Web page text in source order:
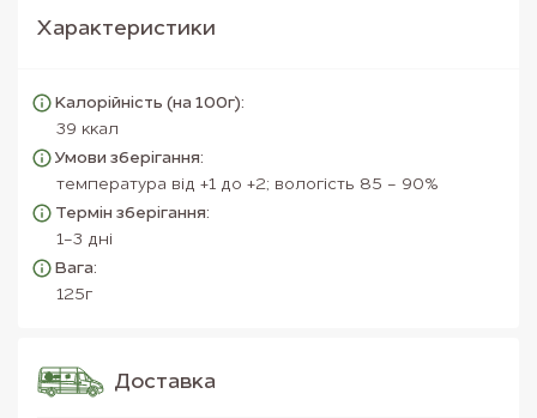
Характеристики
Калорійність (на 100г):
39 ккал
Умови зберігання:
температура від +1 до +2; вологість 85 - 90%
Термін зберігання:
1-3 дні
Вага:
125г
Доставка